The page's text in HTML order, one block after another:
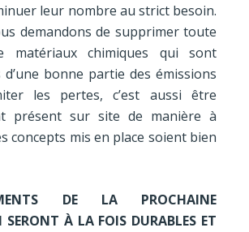
leur nombre au strict besoin.
demandons de supprimer toute
matériaux chimiques qui sont
d’une bonne partie des émissions
les pertes, c’est aussi être
présent sur site de manière à
concepts mis en place soient bien
DE LA PROCHAINE
SERONT À LA FOIS DURABLES ET